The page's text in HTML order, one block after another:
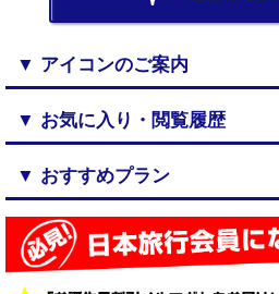
▼ アイコンのご案内
▼ お気に入り・閲覧履歴
▼ おすすめプラン